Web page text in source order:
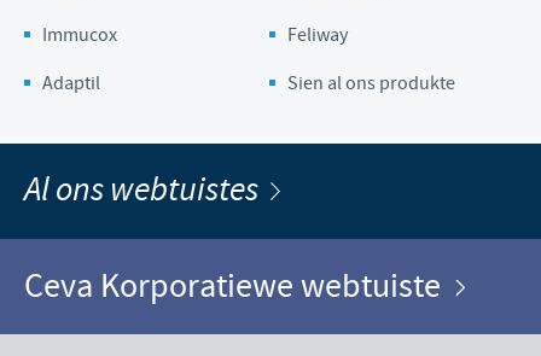
Immucox
Feliway
Adaptil
Sien al ons produkte
Al ons webtuistes
Ceva Korporatiewe webtuiste